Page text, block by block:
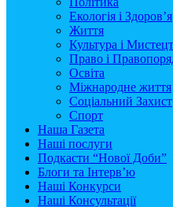
Екологія і Здоров’я
Життя
Культура і
Право і
Освіта
Міжнародне життя
Соціальний Захист
Спорт
Наша Газета
Наші послуги
Подкасти “Нової Доби”
Блоги та Інтерв’ю
Наші Конкурси
Наші Консультації